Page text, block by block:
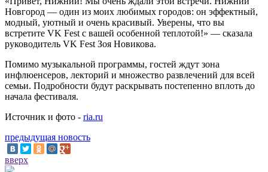
Новгород — один из моих любимых городов: он эффектный,
модный, уютный и очень красивый. Уверены, что вы
встретите VK Fest с вашей особенной теплотой!» — сказала
руководитель VK Fest Зоя Новикова.
Помимо музыкальной программы, гостей ждут зона
инфлюенсеров, лекторий и множество развлечений для всей
семьи. Подробности будут раскрывать постепенно вплоть до
начала фестиваля.
Источник и фото - ria.ru
предыдущая новость
вверх